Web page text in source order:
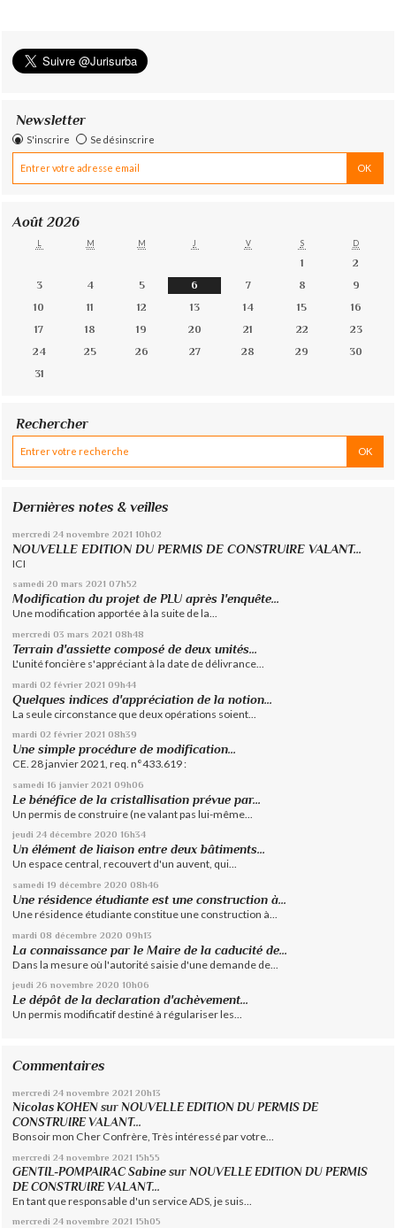
Newsletter
S'inscrire Se désinscrire
Août 2026
L M M J V S D
1
2
3
4 5 6 7 8
9
10
11 12 13 14 15
16
17
18 19 20 21 22
23
24
25 26 27 28 29
30
31
Rechercher
Dernières notes & veilles
mercredi 24 novembre 2021 10h02
NOUVELLE EDITION DU PERMIS DE CONSTRUIRE VALANT...
ICI
samedi 20 mars 2021 07h52
Modification du projet de PLU après l'enquête...
Une modification apportée à la suite de la...
mercredi 03 mars 2021 08h48
Terrain d'assiette composé de deux unités...
L'unité foncière s'appréciant à la date de délivrance...
mardi 02 février 2021 09h44
Quelques indices d'appréciation de la notion...
La seule circonstance que deux opérations soient...
mardi 02 février 2021 08h39
Une simple procédure de modification...
CE. 28 janvier 2021, req. n°433.619 :
samedi 16 janvier 2021 09h06
Le bénéfice de la cristallisation prévue par...
Un permis de construire (ne valant pas lui-même...
jeudi 24 décembre 2020 16h34
Un élément de liaison entre deux bâtiments...
Un espace central, recouvert d'un auvent, qui...
samedi 19 décembre 2020 08h46
Une résidence étudiante est une construction à...
Une résidence étudiante constitue une construction à...
mardi 08 décembre 2020 09h13
La connaissance par le Maire de la caducité de...
Dans la mesure où l'autorité saisie d'une demande de...
jeudi 26 novembre 2020 10h06
Le dépôt de la declaration d'achèvement...
Un permis modificatif destiné à régulariser les...
Commentaires
mercredi 24 novembre 2021 20h13
Nicolas KOHEN sur NOUVELLE EDITION DU PERMIS DE
CONSTRUIRE VALANT...
Bonsoir mon Cher Confrère, Très intéressé par votre...
mercredi 24 novembre 2021 15h55
GENTIL-POMPAIRAC Sabine sur NOUVELLE EDITION DU PERMIS
DE CONSTRUIRE VALANT...
En tant que responsable d'un service ADS, je suis...
mercredi 24 novembre 2021 15h05